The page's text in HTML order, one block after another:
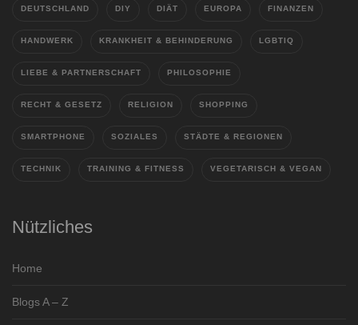
DEUTSCHLAND DIY DIÄT EUROPA FINANZEN
HANDWERK KRANKHEIT & BEHINDERUNG LGBTIQ
LIEBE & PARTNERSCHAFT PHILOSOPHIE
RECHT & GESETZ RELIGION SHOPPING
SMARTPHONE SOZIALES STÄDTE & REGIONEN
TECHNIK TRAINING & FITNESS VEGETARISCH & VEGAN
Nützliches
Home
Blogs A – Z